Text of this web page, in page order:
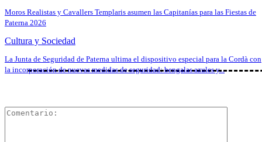
Moros Realistas y Cavallers Templaris asumen las Capitanías para las Fiestas de
Paterna 2026
Cultura y Sociedad
La Junta de Seguridad de Paterna ultima el dispositivo especial para la Cordà con
la incorporación de nuevas medidas de seguridad: bengalas azules y...